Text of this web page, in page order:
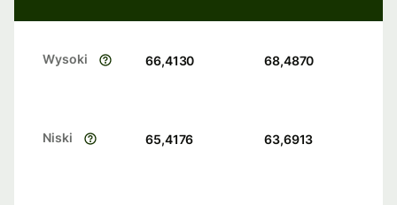
Wysoki 66,4130 68,4870
Niski 65,4176 63,6913